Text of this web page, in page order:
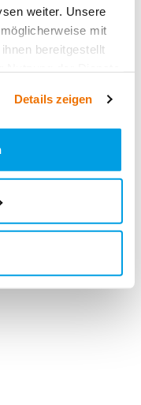
weiter. Unsere
mit
bereitgestellt
Details zeigen